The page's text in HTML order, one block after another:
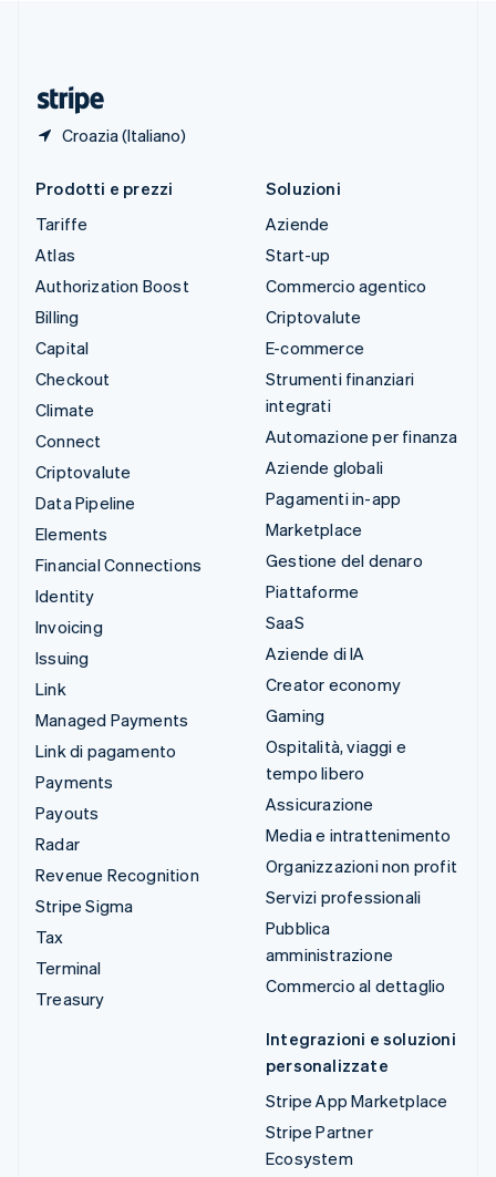
Croazia (Italiano)
Prodotti e prezzi
Tariffe
Atlas
Authorization Boost
Billing
Capital
Checkout
Climate
Connect
Criptovalute
Data Pipeline
Elements
Financial Connections
Identity
Invoicing
Issuing
Link
Managed Payments
Link di pagamento
Payments
Payouts
Radar
Revenue Recognition
Stripe Sigma
Tax
Terminal
Treasury
Soluzioni
Aziende
Start-up
Commercio agentico
Criptovalute
E-commerce
Strumenti finanziari
integrati
Automazione per finanza
Aziende globali
Pagamenti in-app
Marketplace
Gestione del denaro
Piattaforme
SaaS
Aziende di IA
Creator economy
Gaming
Ospitalità, viaggi e
tempo libero
Assicurazione
Media e intrattenimento
Organizzazioni non profit
Servizi professionali
Pubblica
amministrazione
Commercio al dettaglio
Integrazioni e soluzioni
personalizzate
Stripe App Marketplace
Stripe Partner
Ecosystem